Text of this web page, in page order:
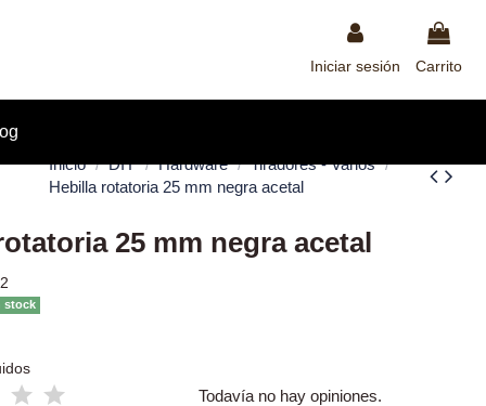
Iniciar sesión Carrito
Inicio
DIY Hardware
Tiradores - Varios
Hebilla rotatoria 25 mm negra acetal
25 mm negra acetal
stock
Todavía no hay opiniones.